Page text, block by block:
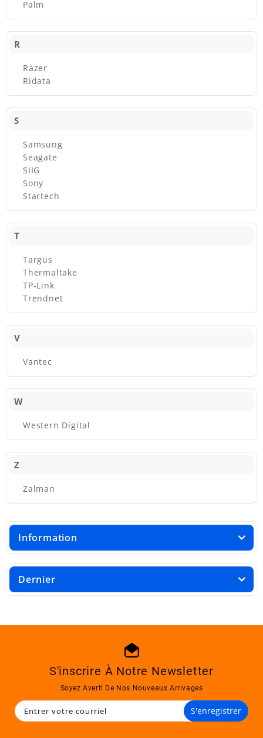
Palm
R
Razer
Ridata
S
Samsung
Seagate
SIIG
Sony
Startech
T
Targus
Thermaltake
TP-Link
Trendnet
V
Vantec
W
Western Digital
Z
Zalman
Information
Dernier
S'inscrire À Notre Newsletter
Soyez Averti De Nos Nouveaux Arrivages
S'enregistrer